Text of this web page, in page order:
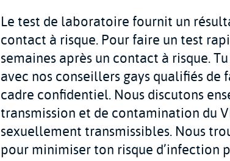
Le test de laboratoire fournit un
contact à risque. Pour faire un test
semaines après un contact à risque.
avec nos conseillers gays qualifiés de
cadre confidentiel. Nous discutons
transmission et de contamination du
sexuellement transmissibles. Nous
pour minimiser ton risque d’infection